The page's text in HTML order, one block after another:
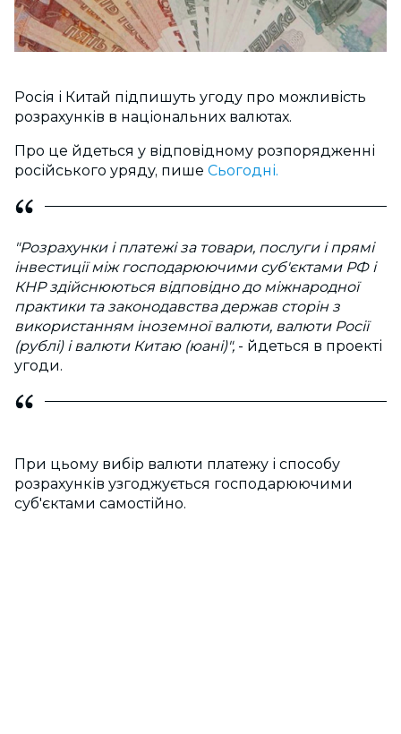
Росія і Китай підпишуть угоду про можливість
розрахунків в національних валютах.
Про це йдеться у відповідному розпорядженні
російського уряду, пише Сьогодні.
"Розрахунки і платежі за товари, послуги і прямі
інвестиції між господарюючими суб'єктами РФ і
КНР здійснюються відповідно до міжнародної
практики та законодавства держав сторін з
використанням іноземної валюти, валюти Росії
(рублі) і валюти Китаю (юані)", - йдеться в проекті
угоди.
При цьому вибір валюти платежу і способу
розрахунків узгоджується господарюючими
суб'єктами самостійно.